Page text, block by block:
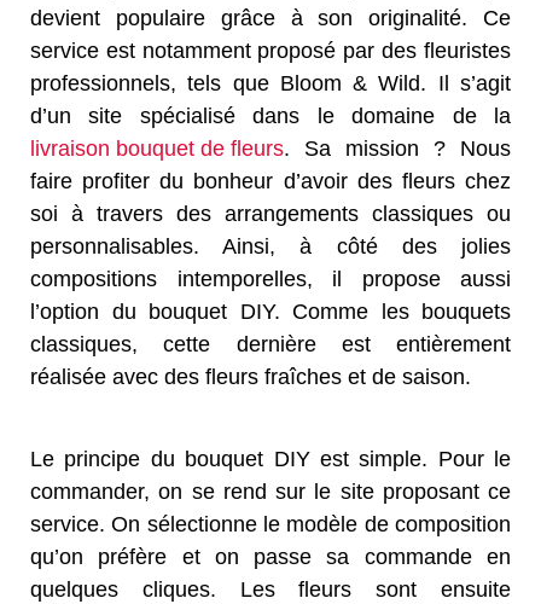
devient populaire grâce à son originalité. Ce
service est notamment proposé par des fleuristes
professionnels, tels que Bloom & Wild. Il s’agit
d’un site spécialisé dans le domaine de la
livraison bouquet de fleurs. Sa mission ? Nous
faire profiter du bonheur d’avoir des fleurs chez
soi à travers des arrangements classiques ou
personnalisables. Ainsi, à côté des jolies
compositions intemporelles, il propose aussi
l’option du bouquet DIY. Comme les bouquets
classiques, cette dernière est entièrement
réalisée avec des fleurs fraîches et de saison.
Le principe du bouquet DIY est simple. Pour le
commander, on se rend sur le site proposant ce
service. On sélectionne le modèle de composition
qu’on préfère et on passe sa commande en
quelques cliques. Les fleurs sont ensuite